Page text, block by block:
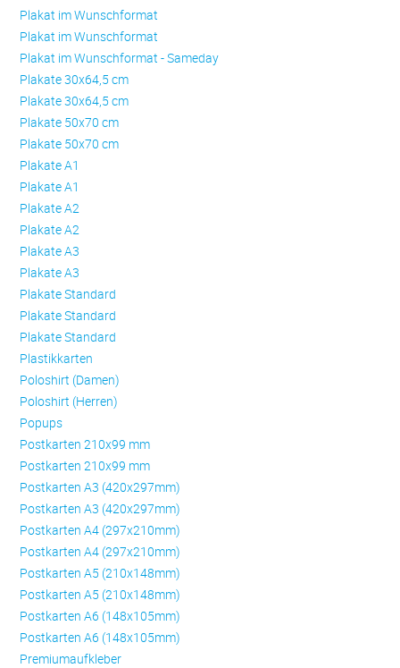
Plakat im Wunschformat
Plakat im Wunschformat
Plakat im Wunschformat - Sameday
Plakate 30x64,5 cm
Plakate 30x64,5 cm
Plakate 50x70 cm
Plakate 50x70 cm
Plakate A1
Plakate A1
Plakate A2
Plakate A2
Plakate A3
Plakate A3
Plakate Standard
Plakate Standard
Plakate Standard
Plastikkarten
Poloshirt (Damen)
Poloshirt (Herren)
Popups
Postkarten 210x99 mm
Postkarten 210x99 mm
Postkarten A3 (420x297mm)
Postkarten A3 (420x297mm)
Postkarten A4 (297x210mm)
Postkarten A4 (297x210mm)
Postkarten A5 (210x148mm)
Postkarten A5 (210x148mm)
Postkarten A6 (148x105mm)
Postkarten A6 (148x105mm)
Premiumaufkleber